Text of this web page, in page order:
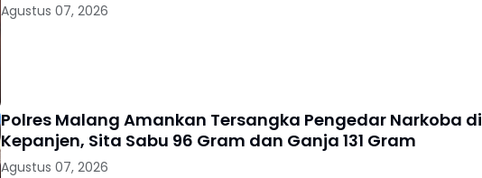
Agustus 07, 2026
Polres Malang Amankan Tersangka Pengedar Narkoba di
Kepanjen, Sita Sabu 96 Gram dan Ganja 131 Gram
Agustus 07, 2026